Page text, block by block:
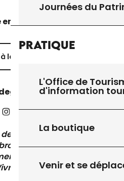
Journées du
Pratique
L'Office de
d'information
La boutique
Venir et se
contact ?
la newsletter
!
Tourisme
venir ?
ici